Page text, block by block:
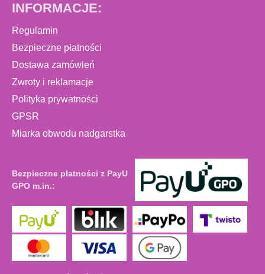
INFORMACJE:
Regulamin
Bezpieczne płatności
Dostawa zamówień
Zwroty i reklamacje
Polityka prywatności
GPSR
Miarka obwodu nadgarstka
Bezpieczne płatności z PayU
GPO m.in.: